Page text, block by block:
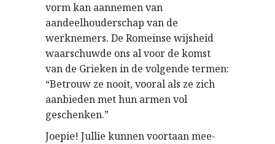
vorm kan aannemen van
aandeelhouderschap van de
werknemers. De Romeinse wijsheid
waarschuwde ons al voor de komst
van de Grieken in de volgende termen:
“Betrouw ze nooit, vooral als ze zich
aanbieden met hun armen vol
geschenken.”
Joepie! Jullie kunnen voortaan mee-